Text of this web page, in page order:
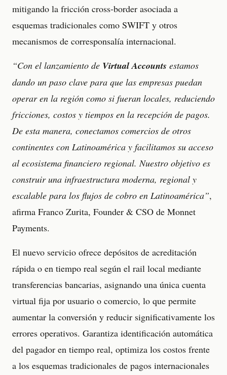
mitigando la fricción cross-border asociada a
esquemas tradicionales como SWIFT y otros
mecanismos de corresponsalía internacional.
“Con el lanzamiento de Virtual Accounts estamos
dando un paso clave para que las empresas puedan
operar en la región como si fueran locales, reduciendo
fricciones, costos y tiempos en la recepción de pagos.
De esta manera, conectamos comercios de otros
continentes con Latinoamérica y facilitamos su acceso
al ecosistema financiero regional. Nuestro objetivo es
construir una infraestructura moderna, regional y
escalable para los flujos de cobro en Latinoamérica”,
afirma Franco Zurita, Founder & CSO de Monnet
Payments.
El nuevo servicio ofrece depósitos de acreditación
rápida o en tiempo real según el rail local mediante
transferencias bancarias, asignando una única cuenta
virtual fija por usuario o comercio, lo que permite
aumentar la conversión y reducir significativamente los
errores operativos. Garantiza identificación automática
del pagador en tiempo real, optimiza los costos frente
a los esquemas tradicionales de pagos internacionales